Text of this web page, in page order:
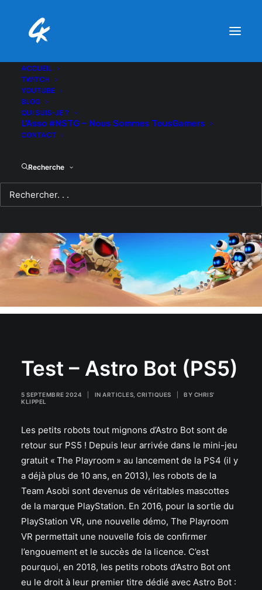
ACCUEIL
TWITCH
YOUTUBE
BLOG
QUI SUIS-JE ?
L’Asso #NSTG – Nous Sommes TousGamers
CONTACT
Recherche
Test – Astro Bot (PS5)
5 SEPTEMBRE 2024 IN ARTICLES CRITIQUES BY CHRIS'
KLIPPEL
Les petits robots tout mignons d’Astro Bot sont de
retour sur PS5 ! Depuis leur arrivée dans le mini-jeu
gratuit « The Playroom » au lancement de la PS4 (il y
a déjà plus de 10 ans, en 2013), les robots de la
Team Asobi sont devenus de véritables mascottes
de la marque PlayStation. En 2016, pour la sortie du
PlayStation VR, une nouvelle démo, The Playroom
VR permettait une nouvelle fois de confirmer
l’engouement et le succès de la licence. C’est
pourquoi, en 2018, les petits robots d’Astro Bot ont
eu le droit à leur premier titre dédié avec Astro Bot :